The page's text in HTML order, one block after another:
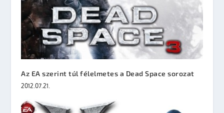
Az EA szerint túl félelmetes a Dead Space sorozat
2012.07.21.